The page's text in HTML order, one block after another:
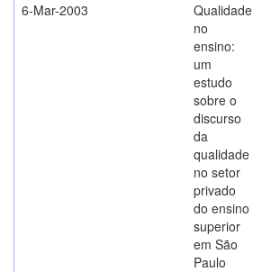
6-Mar-2003
Qualidade
no
ensino:
um
estudo
sobre o
discurso
da
qualidade
no setor
privado
do ensino
superior
em São
Paulo